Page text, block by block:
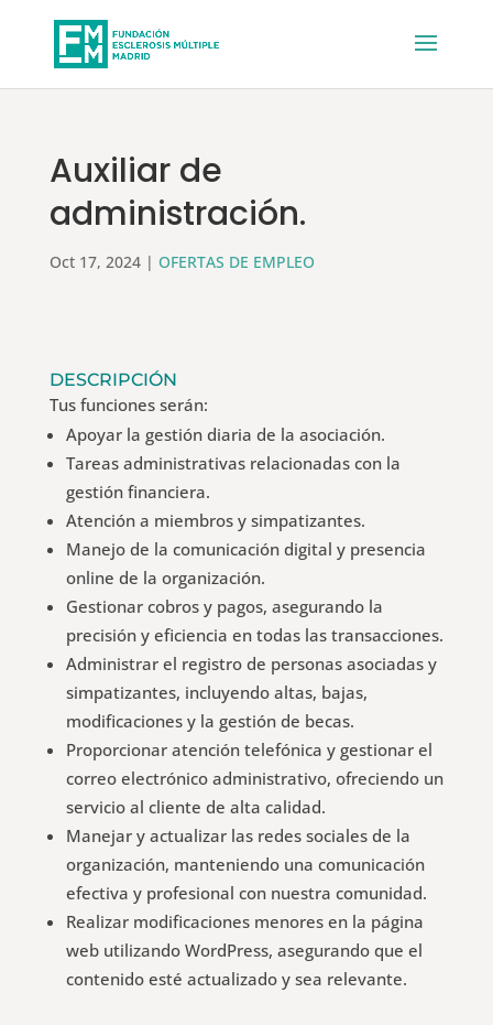
Auxiliar de
administración.
Oct 17, 2024| OFERTAS DE EMPLEO
DESCRIPCIÓN
Tus funciones serán:
Apoyar la gestión diaria de la asociación.
Tareas administrativas relacionadas con la
gestión financiera.
Atención a miembros y simpatizantes.
Manejo de la comunicación digital y presencia
online de la organización.
Gestionar cobros y pagos, asegurando la
precisión y eficiencia en todas las transacciones.
Administrar el registro de personas asociadas y
simpatizantes, incluyendo altas, bajas,
modificaciones y la gestión de becas.
Proporcionar atención telefónica y gestionar el
correo electrónico administrativo, ofreciendo un
servicio al cliente de alta calidad.
Manejar y actualizar las redes sociales de la
organización, manteniendo una comunicación
efectiva y profesional con nuestra comunidad.
Realizar modificaciones menores en la página
web utilizando WordPress, asegurando que el
contenido esté actualizado y sea relevante.